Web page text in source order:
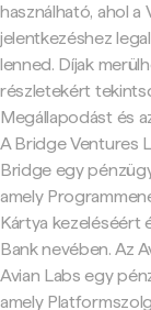
használható, ahol a
jelentkezéshez
lenned. Díjak
részletekért
Megállapodást és
A Bridge Ventures
Bridge egy
amely
Kártya kezeléséért
Bank nevében. Az
Avian Labs egy
amely